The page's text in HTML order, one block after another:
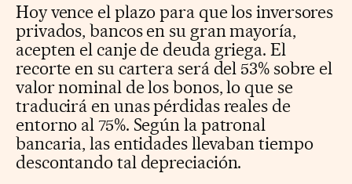
Hoy vence el plazo para que los inversores
privados, bancos en su gran mayoría,
acepten el canje de deuda griega. El
recorte en su cartera será del 53% sobre el
valor nominal de los bonos, lo que se
traducirá en unas pérdidas reales de
entorno al 75%. Según la patronal
bancaria, las entidades llevaban tiempo
descontando tal depreciación.